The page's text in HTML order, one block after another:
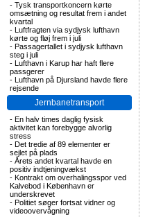
- Tysk transportkoncern kørte
omsætning og resultat frem i andet
kvartal
- Luftfragten via sydjysk lufthavn
kørte og fløj frem i juli
- Passagertallet i sydjysk lufthavn
steg i juli
- Lufthavn i Karup har haft flere
passgerer
- Lufthavn på Djursland havde flere
rejsende
Jernbanetransport
- En halv times daglig fysisk
aktivitet kan forebygge alvorlig
stress
- Det tredie af 89 elementer er
sejlet på plads
- Årets andet kvartal havde en
positiv indtjeningvækst
- Kontrakt om overhalingsspor ved
Kalvebod i København er
underskrevet
- Politiet søger fortsat vidner og
videoovervågning